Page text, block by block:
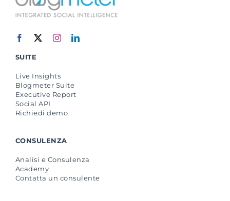
SUITE
Live Insights
Blogmeter Suite
Executive Report
Social API
Richiedi demo
CONSULENZA
Analisi e Consulenza
Academy
Contatta un consulente